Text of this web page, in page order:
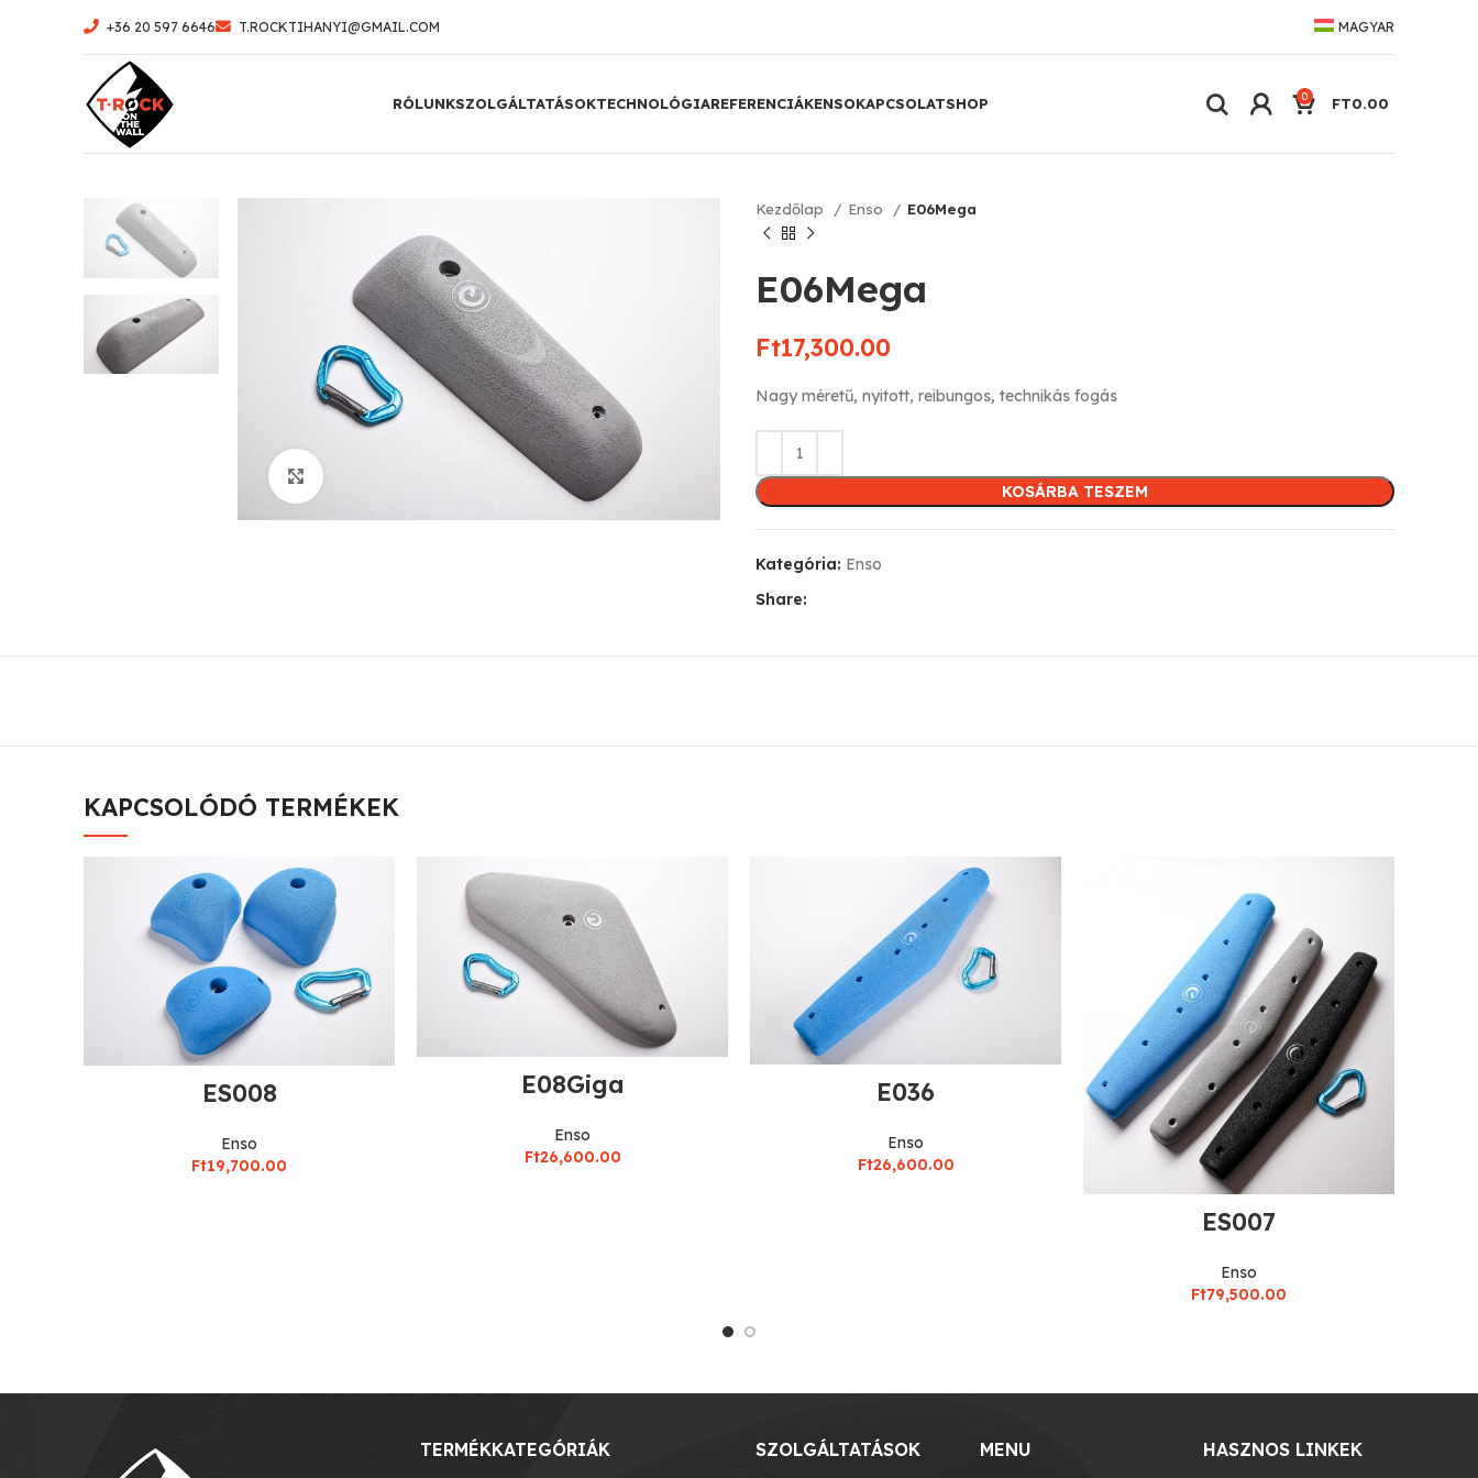
+36 20 597 6646 T.ROCKTIHANYI@GMAIL.COM MAGYAR
RÓLUNKSZOLGÁLTATÁSOKTECHNOLÓGIAREFERENCIÁKENSOKAPCSOLATSHOP 0 FT0.00
Click to enlarge
Kezdőlap Enso E06Mega
E06Mega
Ft17,300.00
Nagy méretű, nyitott, reibungos, technikás fogás
KOSÁRBA TESZEM
Kategória: Enso
Share:
KAPCSOLÓDÓ TERMÉKEK
ES008
Enso
Ft19,700.00
E08Giga
Enso
Ft26,600.00
E036
Enso
Ft26,600.00
ES007
Enso
Ft79,500.00
TERMÉKKATEGÓRIÁK SZOLGÁLTATÁSOK MENU HASZNOS LINKEK